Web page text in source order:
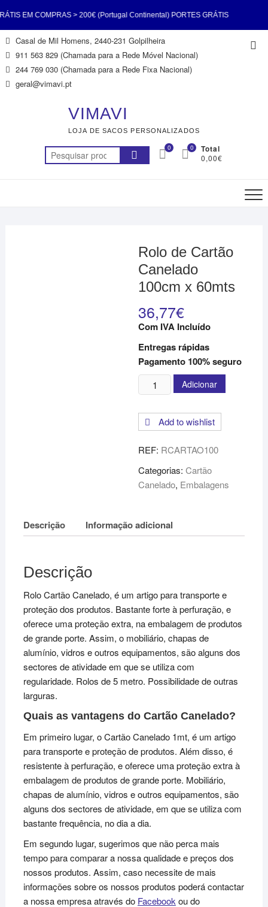
EM COMPRAS > 200€ (Portugal Continental) PORTES GRÁTIS
> 200€ (Portugal Continental) PORTES GRÁTIS EM COMPRAS >
Continental) PORTES GRÁTIS EM COMPRAS > 200€ (Portugal
EM COMPRAS > 200€ (Portugal Continental) PORTES GRÁTIS
> 200€ (Portugal Continental) PORTES GRÁTIS EM COMPRAS >
Skip
to
content
Casal de Mil Homens, 2440-231 Golpilheira
911 563 829 (Chamada para a Rede Móvel Nacional)
244 769 030 (Chamada para a Rede Fixa Nacional)
geral@vimavi.pt
VIMAVI
LOJA DE SACOS PERSONALIZADOS
Pesquisar
por:
0 Total
0,00€
0
Rolo de Cartão
Canelado
100cm x 60mts
36,77€
Com IVA Incluído
Entregas rápidas
Pagamento 100% seguro
Quantidade
de
de
Canelado
100cm
x
Adicionar
Add to wishlist
REF: RCARTAO100
Categorias:Cartão
Canelado, Embalagens
Descrição Informação adicional
Descrição
Rolo Cartão Canelado, é um artigo para transporte e
proteção dos produtos. Bastante forte à perfuração, e
oferece uma proteção extra, na embalagem de produtos
de grande porte. Assim, o mobiliário, chapas de
alumínio, vidros e outros equipamentos, são alguns dos
sectores de atividade em que se utiliza com
regularidade. Rolos de 5 metro. Possibilidade de outras
larguras.
Quais as vantagens do Cartão Canelado?
Em primeiro lugar, o Cartão Canelado 1mt, é um artigo
para transporte e proteção de produtos. Além disso, é
resistente à perfuração, e oferece uma proteção extra à
embalagem de produtos de grande porte. Mobiliário,
chapas de alumínio, vidros e outros equipamentos, são
alguns dos sectores de atividade, em que se utiliza com
bastante frequência, no dia a dia.
Em segundo lugar, sugerimos que não perca mais
tempo para comparar a nossa qualidade e preços dos
nossos produtos. Assim, caso necessite de mais
informações sobre os nossos produtos poderá contactar
a nossa empresa através do Facebookou do